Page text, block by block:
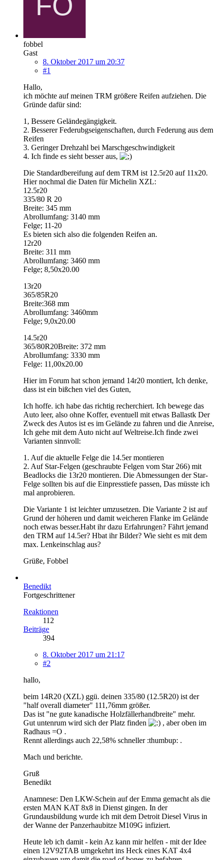
fobbel
Gast
8. Oktober 2017 um 20:37
#1
Hallo,
ich möchte auf meinen TRM größere Reifen aufziehen. Die
Gründe dafür sind:
1, Bessere Geländegängigkeit.
2. Besserer Federubgseigenschaften, durch Federung aus dem
Reifen
3. Geringer Drehzahl bei Marschgeschwindigkeit
4. Ich finde es sieht besser aus,
Die Standardbereifung auf dem TRM ist 12.5r20 auf 11x20.
Hier nochmal die Daten für Michelin XZL:
12.5r20
335/80 R 20
Breite: 345 mm
Abrollumfang: 3140 mm
Felge; 11-20
Es bieten sich also die folgenden Reifen an.
12r20
Breite: 311 mm
Abrollumfang: 3460 mm
Felge; 8,50x20.00
13r20
365/85R20
Breite:368 mm
Abrollumfang: 3460mm
Felge; 9,0x20.00
14.5r20
365/80R20Breite: 372 mm
Abrollumfang: 3330 mm
Felge: 11,00x20.00
Hier im Forum hat schon jemand 14r20 montiert, Ich denke,
dass ist ein bißchen viel des Guten,
Ich hoffe. ich habe das richtig recherchiert. Ich bewege das
Auto leer, also ohne Koffer, eventuell mit etwas Ballastk Der
Zweck des Autos ist es im Gelände zu fahren und die Anreise,
Ich gehe mit dem Auto nicht auf Weltreise.Ich finde zwei
Varianten sinnvoll:
1. Auf die aktuelle Felge die 14.5er montieren
2. Auf Star-Felgen (geschraubte Felgen vom Star 266) mit
Beadlocks die 13r20 montieren. Die Abmessungen der Star-
Felge sollten bis auf die Einpresstiefe passen, Das müsste ich
mal anprobieren.
Die Variante 1 ist leichter umzusetzen. Die Variante 2 ist auf
Grund der höheren und damit weicheren Flanke im Gelände
noch etwas besser.Habt ihr dazu Erfahrungen? Fährt jemand
den TRM auf 14.5er? Hbat ihr Bilder? Wie sieht es mit dem
max. Lenkeinschlag aus?
Grüße, Fobbel
Benedikt
Fortgeschrittener
Reaktionen
112
Beiträge
394
8. Oktober 2017 um 21:17
#2
hallo,
beim 14R20 (XZL) ggü. deinen 335/80 (12.5R20) ist der
"half overall diameter" 111,76mm größer.
Das ist "ne gute kanadische Holzfällerhandbreite" mehr.
Gut untenrum wird sich der Platz finden
, aber oben im
Radhaus =O .
Rennt allerdings auch 22,58% schneller :thumbup: .
Mach und berichte.
Gruß
Benedikt
Anamnese: Den LKW-Schein auf der Emma gemacht als die
ersten MAN KAT 8x8 in Dienst gingen. In der
Grundausbildung wurde ich mit dem Detroit Diesel Virus in
der Wanne der Panzerhaubitze M109G infiziert.
Heute leb ich damit - kein Az kann mir helfen - mit der Idee
einen 12V92TAB umgekehrt ins Heck eines KAT 4x4